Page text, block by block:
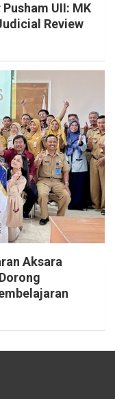
UII: MK
Review
Aksara